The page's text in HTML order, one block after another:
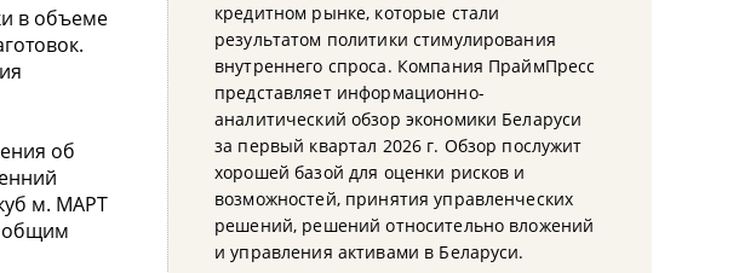
в объеме
об
м. МАРТ
общим
кредитном рынке, которые стали
результатом политики стимулирования
внутреннего спроса. Компания ПраймПресс
представляет информационно-
аналитический обзор экономики Беларуси
за первый квартал 2026 г. Обзор послужит
хорошей базой для оценки рисков и
возможностей, принятия управленческих
решений, решений относительно вложений
и управления активами в Беларуси.